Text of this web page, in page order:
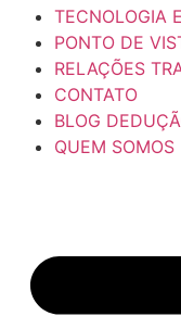
TECNOLOGIA
PONTO DE
RELAÇÕES
CONTATO
BLOG
QUEM SOMOS